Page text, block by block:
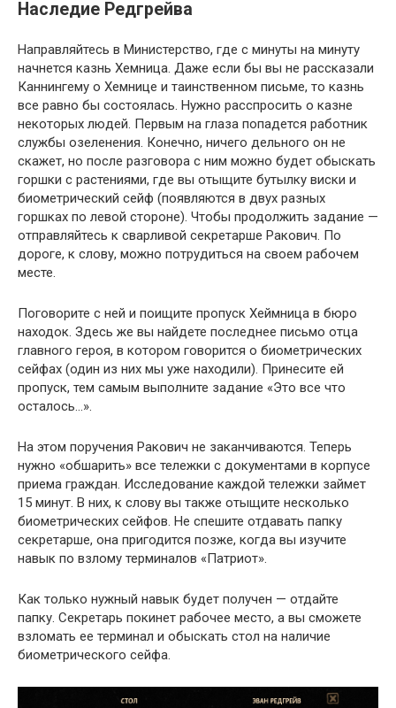
Наследие Редгрейва
Направляйтесь в Министерство, где с минуты на минуту
начнется казнь Хемница. Даже если бы вы не рассказали
Каннингему о Хемнице и таинственном письме, то казнь
все равно бы состоялась. Нужно расспросить о казне
некоторых людей. Первым на глаза попадется работник
службы озеленения. Конечно, ничего дельного он не
скажет, но после разговора с ним можно будет обыскать
горшки с растениями, где вы отыщите бутылку виски и
биометрический сейф (появляются в двух разных
горшках по левой стороне). Чтобы продолжить задание —
отправляйтесь к сварливой секретарше Ракович. По
дороге, к слову, можно потрудиться на своем рабочем
месте.
Поговорите с ней и поищите пропуск Хеймница в бюро
находок. Здесь же вы найдете последнее письмо отца
главного героя, в котором говорится о биометрических
сейфах (один из них мы уже находили). Принесите ей
пропуск, тем самым выполните задание «Это все что
осталось…».
На этом поручения Ракович не заканчиваются. Теперь
нужно «обшарить» все тележки с документами в корпусе
приема граждан. Исследование каждой тележки займет
15 минут. В них, к слову вы также отыщите несколько
биометрических сейфов. Не спешите отдавать папку
секретарше, она пригодится позже, когда вы изучите
навык по взлому терминалов «Патриот».
Как только нужный навык будет получен — отдайте
папку. Секретарь покинет рабочее место, а вы сможете
взломать ее терминал и обыскать стол на наличие
биометрического сейфа.